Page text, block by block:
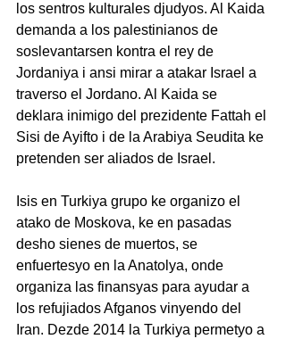
los sentros kulturales djudyos. Al Kaida
demanda a los palestinianos de
soslevantarsen kontra el rey de
Jordaniya i ansi mirar a atakar Israel a
traverso el Jordano. Al Kaida se
deklara inimigo del prezidente Fattah el
Sisi de Ayifto i de la Arabiya Seudita ke
pretenden ser aliados de Israel.
Isis en Turkiya grupo ke organizo el
atako de Moskova, ke en pasadas
desho sienes de muertos, se
enfuertesyo en la Anatolya, onde
organiza las finansyas para ayudar a
los refujiados Afganos vinyendo del
Iran. Dezde 2014 la Turkiya permetyo a